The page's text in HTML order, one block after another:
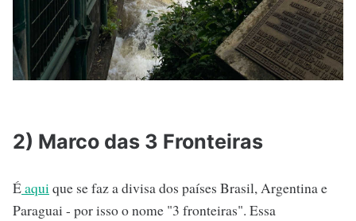
2) Marco das 3 Fronteiras
Éaquique se faz a divisa dos países Brasil, Argentina e
Paraguai - por isso o nome "3 fronteiras". Essa